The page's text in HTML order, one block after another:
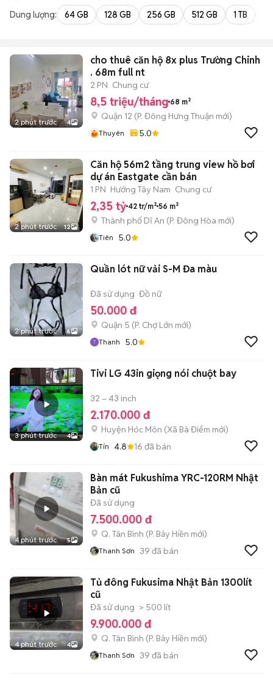
Dung lượng: 64 GB 128 GB 256 GB 512 GB 1 TB
2 phút trước 4
cho thuê căn hộ 8x plus Trường Chinh
. 68m full nt
2 PN Chung cư
8,5 triệu/tháng 68 m²
Quận 12 (P. Đông Hưng Thuận mới)
Thuyên 5.0
2 phút trước 12
Căn hộ 56m2 tầng trung view hồ bơi
dự án Eastgate cần bán
1 PN Hướng Tây Nam Chung cư
2,35 tỷ 42 tr/m² 56 m²
Thành phố Dĩ An (P. Đông Hòa mới)
Tiên 5.0
2 phút trước 6
Quần lót nữ vải S-M Đa màu
Đã sử dụng Đồ nữ
50.000 đ
Quận 5 (P. Chợ Lớn mới)
Thanh 5.0
3 phút trước 4
Tivi LG 43in giọng nói chuột bay
32 – 43 inch
2.170.000 đ
Huyện Hóc Môn (Xã Bà Điểm mới)
Tín 4.8 16 đã bán
4 phút trước 5
Bàn mát Fukushima YRC-120RM Nhật
Bản cũ
Đã sử dụng
7.500.000 đ
Q. Tân Bình (P. Bảy Hiền mới)
Thanh Sơn 39 đã bán
4 phút trước 4
Tủ đông Fukusima Nhật Bản 1300lít
cũ
Đã sử dụng > 500 lít
9.900.000 đ
Q. Tân Bình (P. Bảy Hiền mới)
Thanh Sơn 39 đã bán